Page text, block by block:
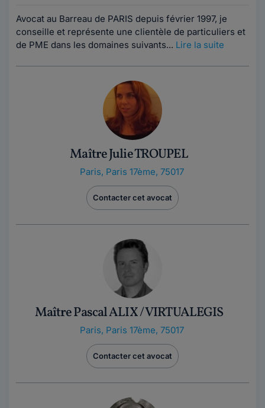
Avocat au Barreau de PARIS depuis février 1997, je
conseille et représente une clientèle de particuliers et
de PME dans les domaines suivants... Lire la suite
Maître Julie TROUPEL
Paris, Paris 17ème, 75017
Contacter cet avocat
Maître Pascal ALIX / VIRTUALEGIS
Paris, Paris 17ème, 75017
Contacter cet avocat